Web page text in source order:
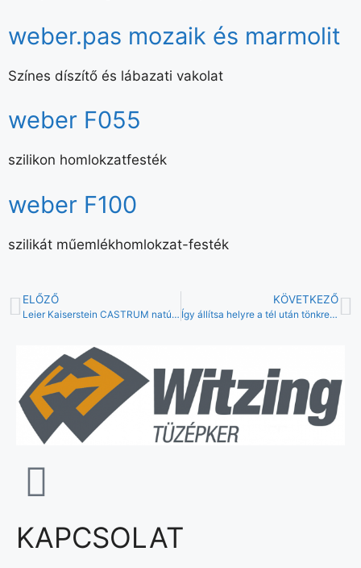
weber.pas mozaik és marmolit
Színes díszítő és lábazati vakolat
weber F055
szilikon homlokzatfesték
weber F100
szilikát műemlékhomlokzat-festék
ELŐZŐ
Leier Kaiserstein CASTRUM natúr térkő
KÖVETKEZŐ
Így állítsa helyre a tél után tönkrement gyepet
KAPCSOLAT